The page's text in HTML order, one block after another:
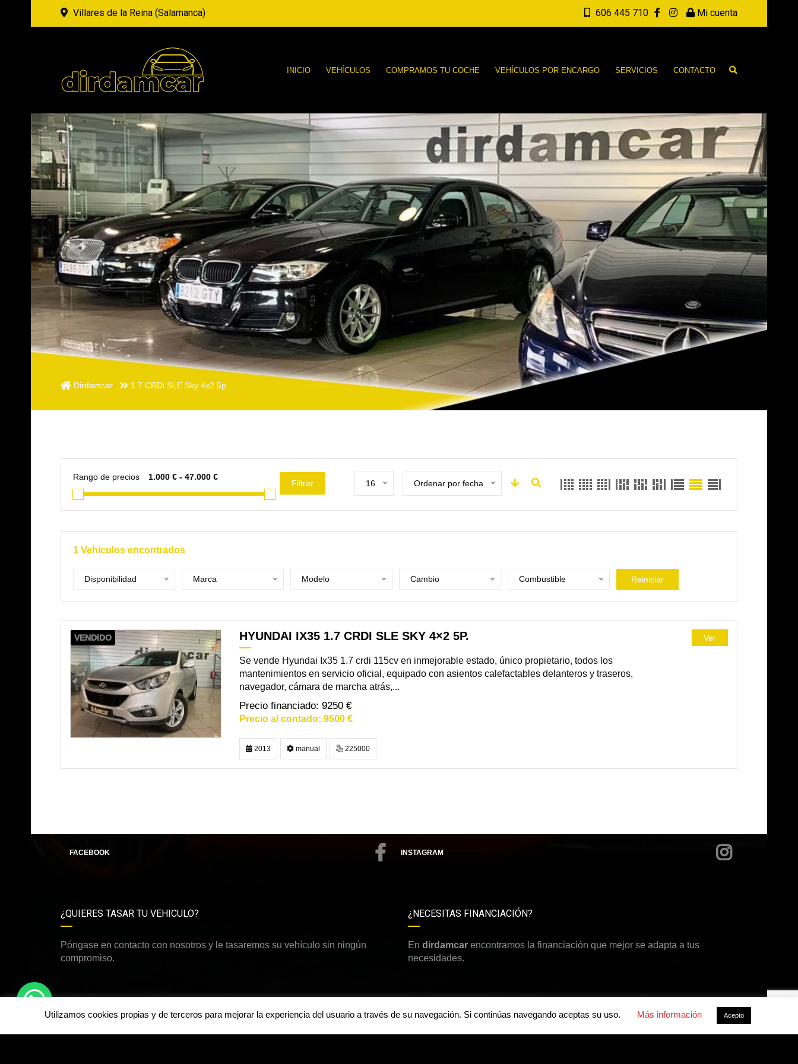
Villares de la Reina (Salamanca) 606 445 710 Mi cuenta
INICIO VEHÍCULOS COMPRAMOS TU COCHE VEHÍCULOS POR ENCARGO SERVICIOS CONTACTO
Dirdamcar 1.7 CRDi SLE Sky 4x2 5p.
Rango de precios
Filtrar 16 Ordenar por fecha
1 Vehículos encontrados
Disponibilidad Marca Modelo Cambio Combustible Reiniciar
VENDIDO HYUNDAI IX35 1.7 CRDI SLE SKY 4×2 5P.
Se vende Hyundai Ix35 1.7 crdi 115cv en inmejorable estado, único propietario, todos los
mantenimientos en servicio oficial, equipado con asientos calefactables delanteros y traseros,
navegador, cámara de marcha atrás,...
9250 €
9500 €
Ver
2013 manual 225000
FACEBOOK INSTAGRAM
¿QUIERES TASAR TU VEHICULO?
Póngase en contacto con nosotros y le tasaremos su vehículo sin ningún
compromiso.
¿NECESITAS FINANCIACIÓN?
En dirdamcar encontramos la financiación que mejor se adapta a tus
necesidades.
Utilizamos cookies propias y de terceros para mejorar la experiencia del usuario a través de su navegación. Si continúas navegando aceptas su uso. Más información Acepto